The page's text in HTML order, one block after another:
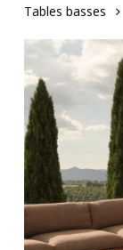
Tables basses